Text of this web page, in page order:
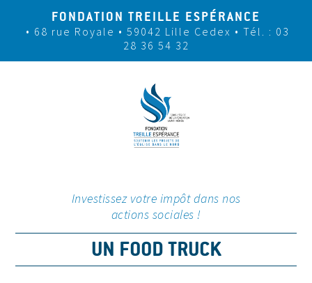
FONDATION TREILLE ESPÉRANCE
• 68 rue Royale • 59042 Lille Cedex • Tél. : 03
28 36 54 32
Investissez votre impôt dans nos
actions sociales !
UN FOOD TRUCK